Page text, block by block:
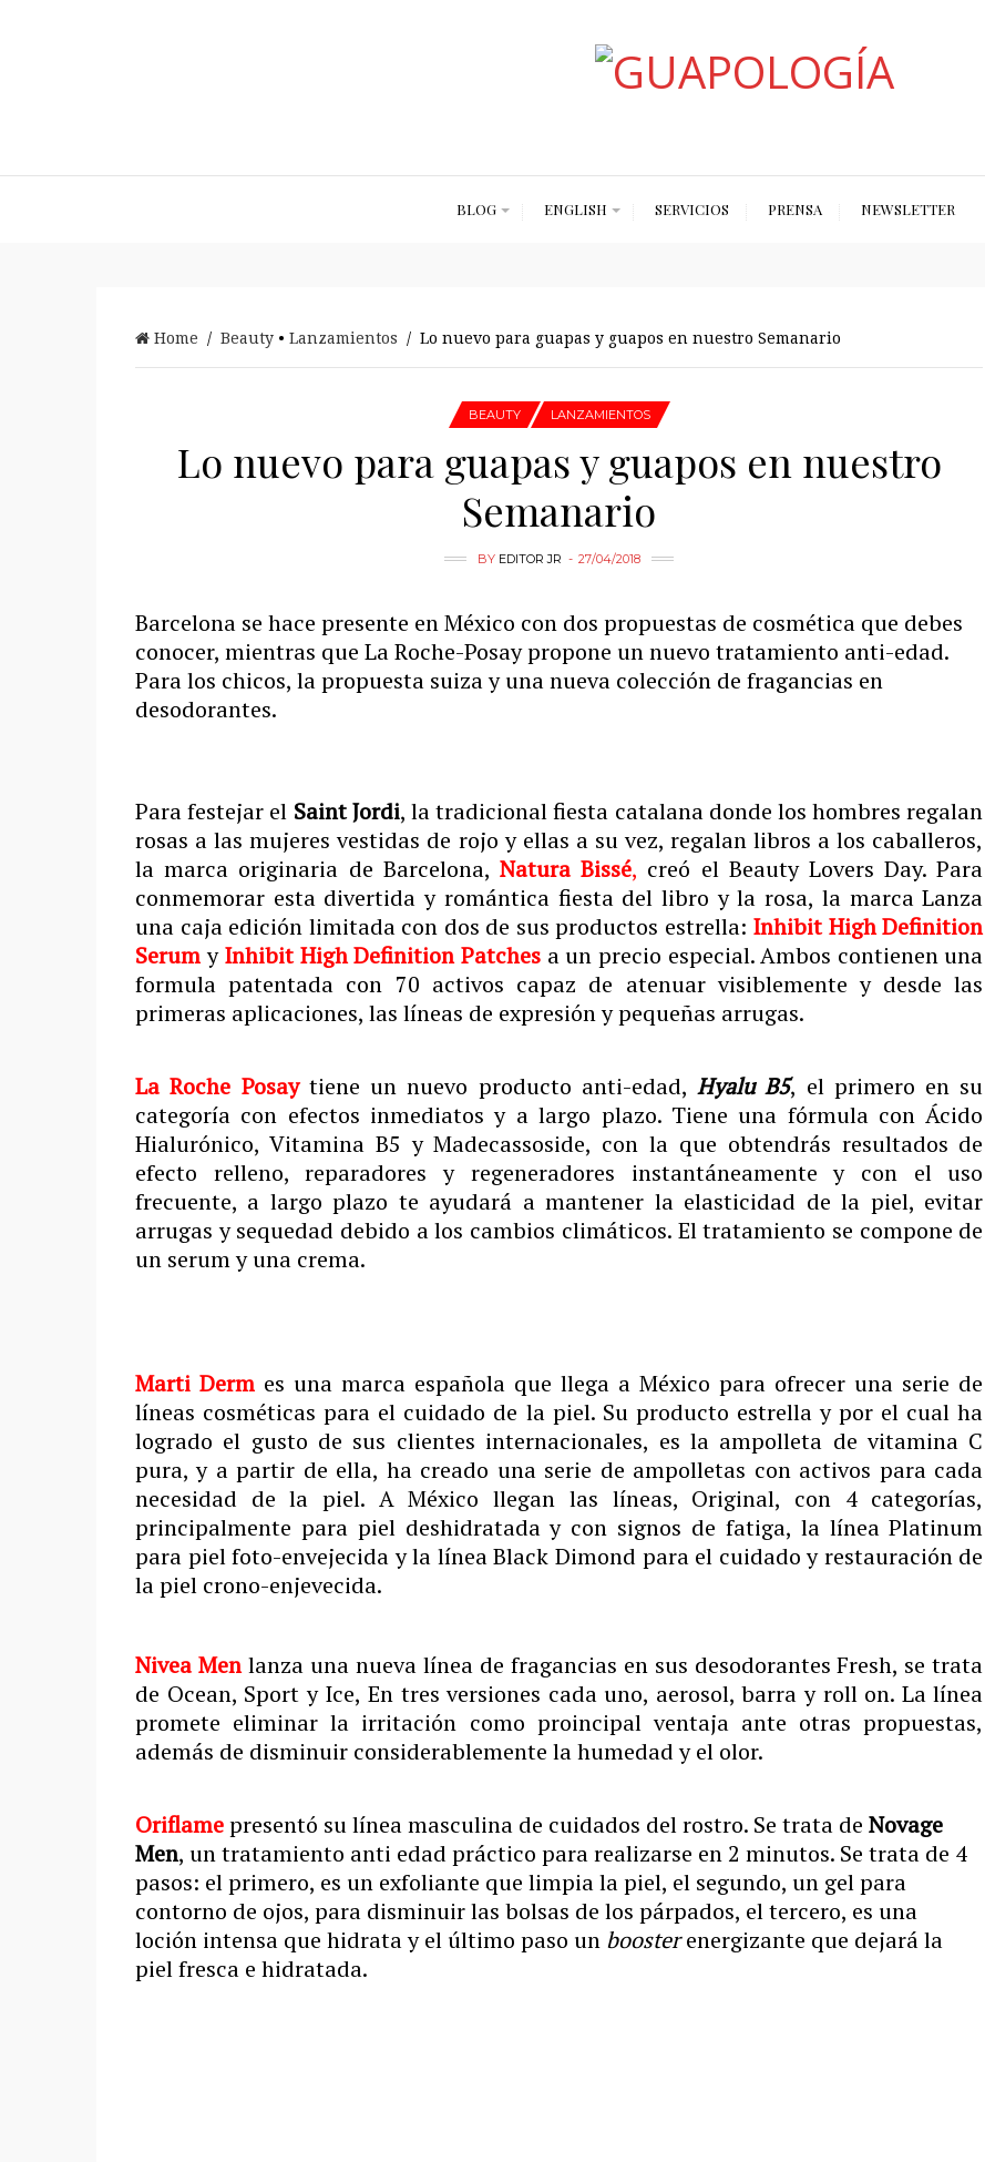
BLOG ENGLISH SERVICIOS PRENSA NEWSLETTER
Home / Beauty • Lanzamientos / Lo nuevo para guapas y guapos en nuestro Semanario
BEAUTY LANZAMIENTOS
Lo nuevo para guapas y guapos en nuestro
Semanario
BY EDITOR JR 27/04/2018
Barcelona se hace presente en México con dos propuestas de cosmética que debes
conocer, mientras que La Roche-Posay propone un nuevo tratamiento anti-edad.
Para los chicos, la propuesta suiza y una nueva colección de fragancias en
desodorantes.
Para festejar el Saint Jordi, la tradicional fiesta catalana donde los hombres regalan
rosas a las mujeres vestidas de rojo y ellas a su vez, regalan libros a los caballeros,
la marca originaria de Barcelona, Natura Bissé, creó el Beauty Lovers Day. Para
conmemorar esta divertida y romántica fiesta del libro y la rosa, la marca Lanza
una caja edición limitada con dos de sus productos estrella: Inhibit High Definition
Serum y Inhibit High Definition Patches a un precio especial. Ambos contienen una
formula patentada con 70 activos capaz de atenuar visiblemente y desde las
primeras aplicaciones, las líneas de expresión y pequeñas arrugas.
La Roche Posay tiene un nuevo producto anti-edad,Hyalu B5, el primero en su
categoría con efectos inmediatos y a largo plazo. Tiene una fórmula con Ácido
Hialurónico, Vitamina B5 y Madecassoside, con la que obtendrás resultados de
efecto relleno, reparadores y regeneradores instantáneamente y con el uso
frecuente, a largo plazo te ayudará a mantener la elasticidad dela piel, evitar
arrugas y sequedad debido a los cambios climáticos. El tratamiento se compone de
un serum y una crema.
Marti Derm es una marca española que llega a México para ofrecer una serie de
líneas cosméticas para el cuidado de la piel. Su producto estrella y por el cual ha
logrado el gusto de sus clientes internacionales, es la ampolleta de vitamina C
pura, y a partir de ella, ha creado una serie de ampolletas con activos para cada
necesidad de la piel. A México llegan las líneas, Original, con 4 categorías,
principalmente para piel deshidratada y con signos de fatiga, la línea Platinum
para piel foto-envejecida y la línea Black Dimond para el cuidado y restauración de
la piel crono-enjevecida.
Nivea Men lanza una nueva línea de fragancias en sus desodorantes Fresh, se trata
de Ocean, Sport y Ice, En tres versiones cada uno, aerosol, barra y roll on. La línea
promete eliminar la irritación como proincipal ventaja ante otras propuestas,
además de disminuir considerablemente la humedad y el olor.
Oriflamepresentó su línea masculina de cuidados del rostro. Se trata de Novage
Men, un tratamiento anti edad práctico para realizarse en 2 minutos. Se trata de 4
pasos: el primero, es un exfoliante que limpia la piel, el segundo, un gel para
contorno de ojos, para disminuir las bolsas de los párpados, el tercero, es una
loción intensa que hidrata y el último paso un boosterenergizante que dejará la
piel fresca e hidratada.